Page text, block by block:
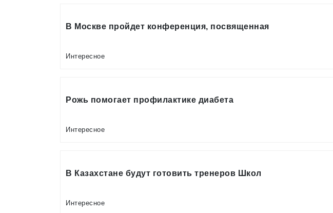
В Москве пройдет конференция, посвященная
Интересное
Рожь помогает профилактике диабета
Интересное
В Казахстане будут готовить тренеров Школ
Интересное